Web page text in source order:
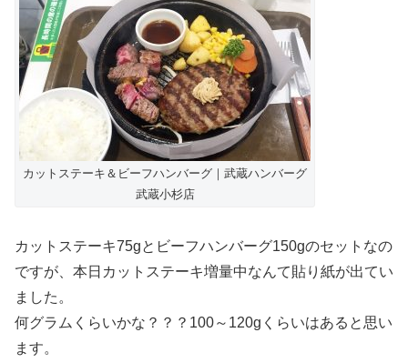
カットステーキ＆ビーフハンバーグ｜武蔵ハンバーグ
武蔵小杉店
カットステーキ75gとビーフハンバーグ150gのセットなの
ですが、本日カットステーキ増量中なんて貼り紙が出てい
ました。
何グラムくらいかな？？？100～120gくらいはあると思い
ます。